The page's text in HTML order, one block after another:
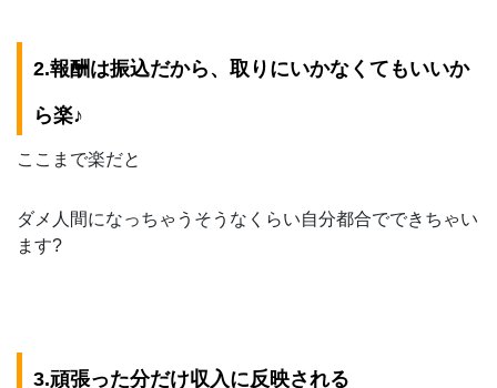
2.報酬は振込だから、取りにいかなくてもいいか
ら楽♪
ここまで楽だと
ダメ人間になっちゃうそうなくらい自分都合でできちゃい
ます?
3.頑張った分だけ収入に反映される